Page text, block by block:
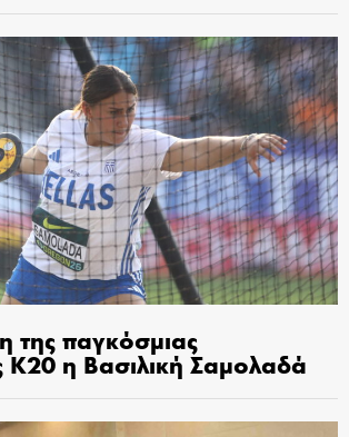
της παγκόσμιας
Κ20 η Βασιλική Σαμολαδά